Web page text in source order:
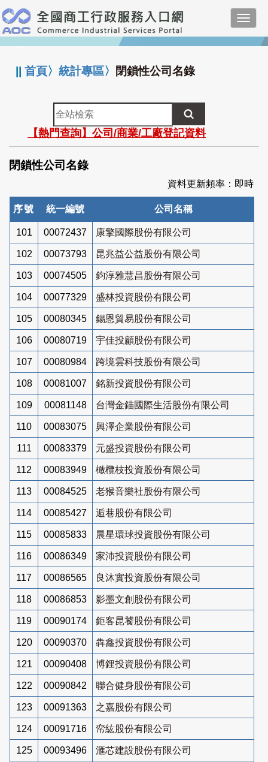
跳
到
主
要
:::
||首頁〉統計專區〉 閉鎖性公司名錄
全
站
檢
索
【熱門查詢】公司/商業/工廠登記資料
閉鎖性公司名錄
資料更新頻率：即時
序號 統一編號 公司名稱
101 00072437 康擎國際股份有限公司
102 00073793 昆兆益公益股份有限公司
103 00074505 鈞淳雅慧昌股份有限公司
104 00077329 盛林投資股份有限公司
105 00080345 錫恩貿易股份有限公司
106 00080719 宇佳投顧股份有限公司
107 00080984 跨境雲科技股份有限公司
108 00081007 銘新投資股份有限公司
109 00081148 台灣金錨國際生活股份有限公司
110 00083075 興澤企業股份有限公司
111 00083379 元盛投資股份有限公司
112 00083949 橄欖枝投資股份有限公司
113 00084525 老猴音樂社股份有限公司
114 00085427 逅巷股份有限公司
115 00085833 晨星環球投資股份有限公司
116 00086349 家沛投資股份有限公司
117 00086565 良沐實投資股份有限公司
118 00086853 影墨文創股份有限公司
119 00090174 鉅客昆饕股份有限公司
120 00090370 犇鑫投資股份有限公司
121 00090408 博鋰投資股份有限公司
122 00090842 聯合健身股份有限公司
123 00091363 之嘉股份有限公司
124 00091716 帟紘股份有限公司
125 00093496 滙芯建設股份有限公司